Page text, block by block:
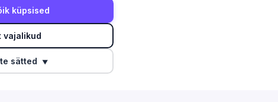
TEGEVUSALAD
Info ja side
Töötlev tööstus
küpsised
vajalikud
sätted ▼